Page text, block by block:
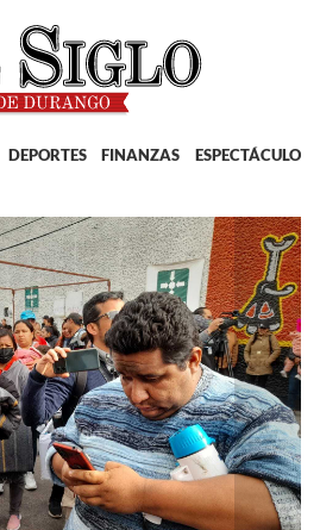
DEPORTES FINANZAS ESPECTÁCULOS